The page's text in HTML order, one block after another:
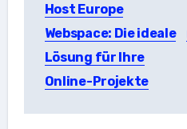
Host Europe
Webspace: Die ideale
Lösung für Ihre
Online-Projekte